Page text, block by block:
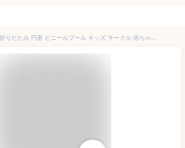
子供用 プール 折りたたみ 円形 ビニールプール キッズ サークル 赤ちゃん プー 空気入れ不要 折り畳み コンパクト おしゃれ ペットプール 遮熱 日よけ 水遊び 庭遊び ベランダ 室内 屋内 遊び場 屋外 保育園 幼稚園 自宅 家用 お家プール キッズ